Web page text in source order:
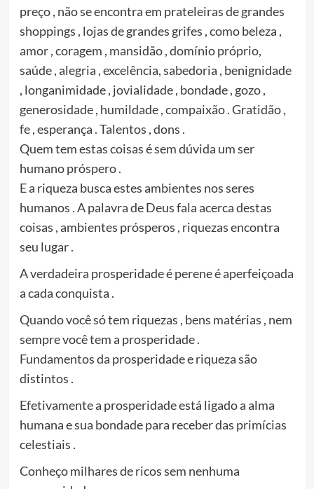
preço , não se encontra em prateleiras de grandes
shoppings , lojas de grandes grifes , como beleza ,
amor , coragem , mansidão , domínio próprio,
saúde , alegria , excelência, sabedoria , benignidade
, longanimidade , jovialidade , bondade , gozo ,
generosidade , humildade , compaixão . Gratidão ,
fe , esperança . Talentos , dons .
Quem tem estas coisas é sem dúvida um ser
humano próspero .
E a riqueza busca estes ambientes nos seres
humanos . A palavra de Deus fala acerca destas
coisas , ambientes prósperos , riquezas encontra
seu lugar .
A verdadeira prosperidade é perene é aperfeiçoada
a cada conquista .
Quando você só tem riquezas , bens matérias , nem
sempre você tem a prosperidade .
Fundamentos da prosperidade e riqueza são
distintos .
Efetivamente a prosperidade está ligado a alma
humana e sua bondade para receber das primícias
celestiais .
Conheço milhares de ricos sem nenhuma